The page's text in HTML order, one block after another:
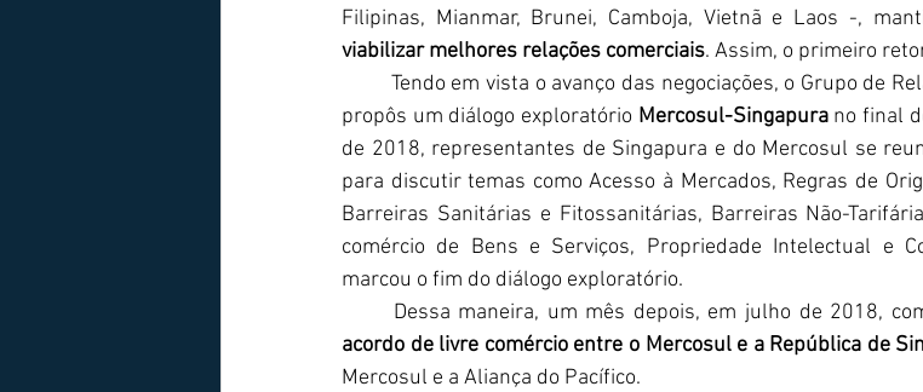
viabilizar melhores relações comerciais. Assim, o primeiro
propôs um diálogo exploratório Mercosul-Singapura no final
de 2018, representantes de Singapura e do Mercosul se
para discutir temas como Acesso à Mercados, Regras de
Barreiras Sanitárias e Fitossanitárias, Barreiras Não-
comércio de Bens e Serviços, Propriedade Intelectual e
marcou o fim do diálogo exploratório.
acordo de livre comércio entre o Mercosul e a República de
Mercosul e a Aliança do Pacífico.